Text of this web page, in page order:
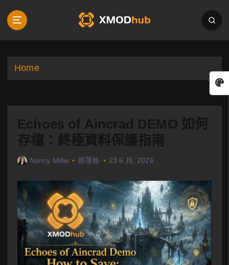
p
Home
Echoes of Aincrad DEMO 如何
存檔：終極資料保護指南
Nancy Miller 部落格 23 6 月, 2026